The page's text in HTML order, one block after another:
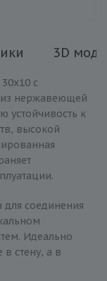
3D
с
из нержавеющей
устойчивость к
высокой
соединения
Идеально
в стену, а в